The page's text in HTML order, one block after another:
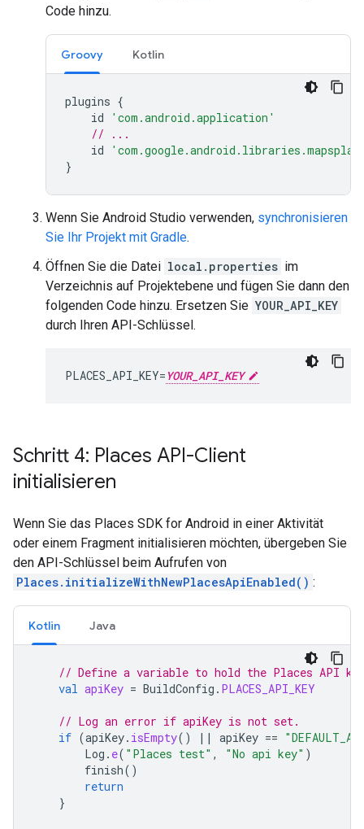
Code hinzu.
Groovy Kotlin
plugins {
id
'com.android.application'
// ...
id
}
Wenn Sie Android Studio verwenden, synchronisieren
Sie Ihr Projekt mit Gradle.
Öffnen Sie die Datei local.properties im
Verzeichnis auf Projektebene und fügen Sie dann den
folgenden Code hinzu. Ersetzen Sie YOUR_API_KEY
durch Ihren API-Schlüssel.
PLACES_API_KEY= YOUR_API_KEY
Schritt 4: Places API-Client
initialisieren
Wenn Sie das Places SDK for Android in einer Aktivität
oder einem Fragment initialisieren möchten, übergeben Sie
den API-Schlüssel beim Aufrufen von
Places.initializeWithNewPlacesApiEnabled() :
Kotlin Java
// Define a variable to hold the Places API
val apiKey = BuildConfig . PLACES_API_KEY
// Log an error if apiKey is not set.
if (apiKey. isEmpty() || apiKey ==
Log . e( "Places test" , "No api key" )
finish()
return
}